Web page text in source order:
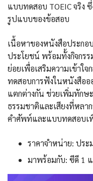
แบบทดสอบ TOEIC จริง
รูปแบบของข้อสอบ
เนื้อหาของหนังสือประก
ประโยชน์ พร้อมทั้งกิจกร
ย่อยเพื่อเสริมความเข้าใ
ทดสอบการฟังในหนังสือ
แตกต่างกัน ช่วยเพิ่มทักษ
ธรรมชาติและเสียงที่หลา
คำศัพท์และแบบทดสอบเ
ราคาจำหน่าย: ปร
มาพร้อมกับ: ซีดี 1